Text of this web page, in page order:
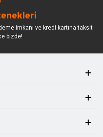
imkanı ve kredi kartına taksit
bizde!